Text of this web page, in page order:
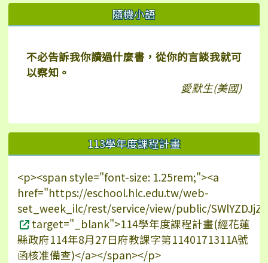
右邊區域內容 隨機小語
不必告訴我你讀過什麼書，從你的言談我就可
以察知。
愛默生(美國)
113學年度課程計畫
<p><span style="font-size: 1.25rem;"><a
href="https://eschool.hlc.edu.tw/web-
set_week_ilc/rest/service/view/public/
target="_blank">114學年度課程計畫(經花蓮
縣政府114年8月27日府教課字第1140171311A號
函核准備查)</a></span></p>